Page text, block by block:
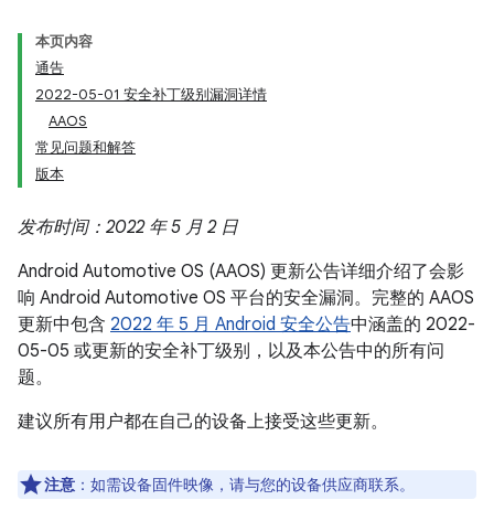
本页内容
通告
2022-05-01 安全补丁级别漏洞详情
AAOS
常见问题和解答
版本
发布时间：2022 年 5 月 2 日
Android Automotive OS (AAOS) 更新公告详细介绍了会影
响 Android Automotive OS 平台的安全漏洞。完整的 AAOS
更新中包含 2022 年 5 月 Android 安全公告中涵盖的 2022-
05-05 或更新的安全补丁级别，以及本公告中的所有问
题。
建议所有用户都在自己的设备上接受这些更新。
注意 ：如需设备固件映像，请与您的设备供应商联系。